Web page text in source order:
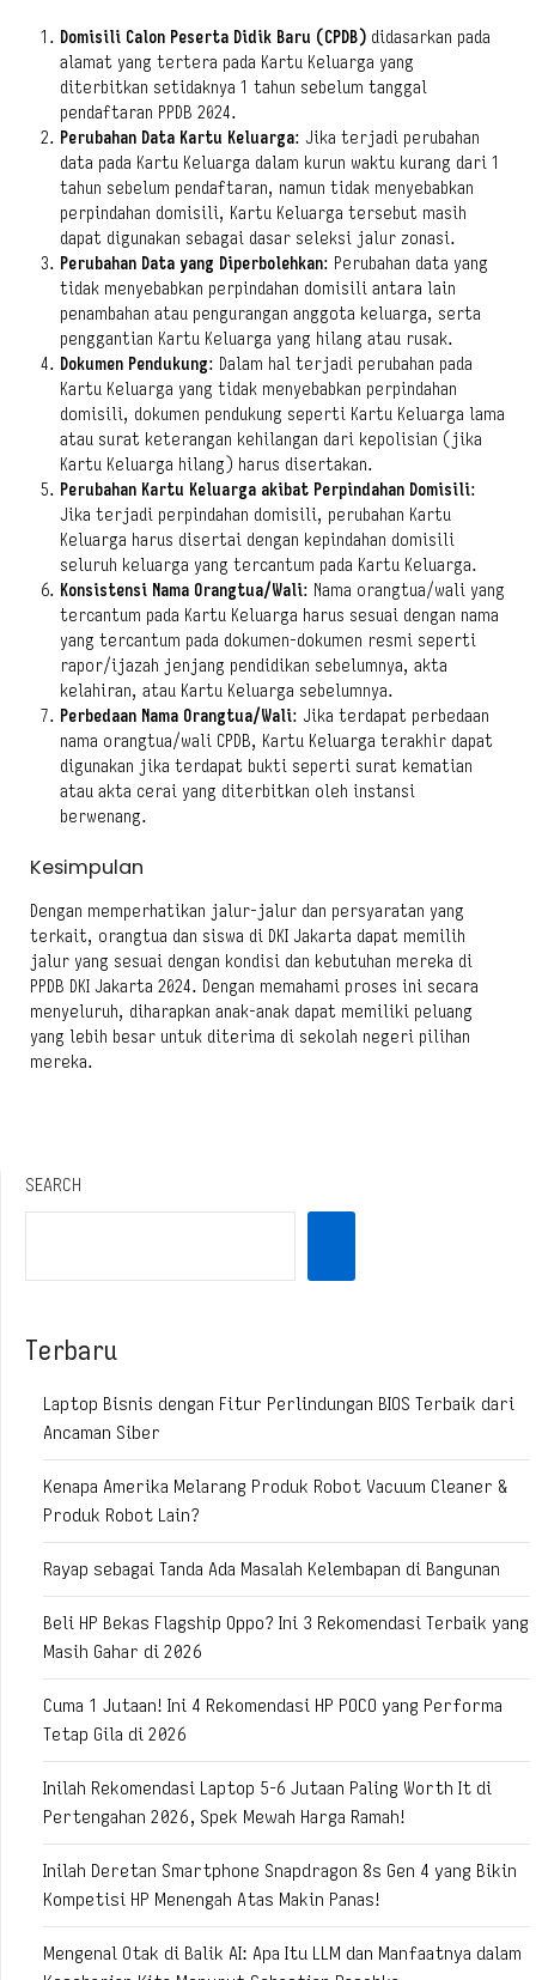
Domisili Calon Peserta Didik Baru (CPDB) didasarkan pada
alamat yang tertera pada Kartu Keluarga yang
diterbitkan setidaknya 1 tahun sebelum tanggal
pendaftaran PPDB 2024.
Perubahan Data Kartu Keluarga: Jika terjadi perubahan
data pada Kartu Keluarga dalam kurun waktu kurang dari 1
tahun sebelum pendaftaran, namun tidak menyebabkan
perpindahan domisili, Kartu Keluarga tersebut masih
dapat digunakan sebagai dasar seleksi jalur zonasi.
Perubahan Data yang Diperbolehkan: Perubahan data yang
tidak menyebabkan perpindahan domisili antara lain
penambahan atau pengurangan anggota keluarga, serta
penggantian Kartu Keluarga yang hilang atau rusak.
Dokumen Pendukung: Dalam hal terjadi perubahan pada
Kartu Keluarga yang tidak menyebabkan perpindahan
domisili, dokumen pendukung seperti Kartu Keluarga lama
atau surat keterangan kehilangan dari kepolisian (jika
Kartu Keluarga hilang) harus disertakan.
Perubahan Kartu Keluarga akibat Perpindahan Domisili:
Jika terjadi perpindahan domisili, perubahan Kartu
Keluarga harus disertai dengan kepindahan domisili
seluruh keluarga yang tercantum pada Kartu Keluarga.
Konsistensi Nama Orangtua/Wali: Nama orangtua/wali yang
tercantum pada Kartu Keluarga harus sesuai dengan nama
yang tercantum pada dokumen-dokumen resmi seperti
rapor/ijazah jenjang pendidikan sebelumnya, akta
kelahiran, atau Kartu Keluarga sebelumnya.
Perbedaan Nama Orangtua/Wali: Jika terdapat perbedaan
nama orangtua/wali CPDB, Kartu Keluarga terakhir dapat
digunakan jika terdapat bukti seperti surat kematian
atau akta cerai yang diterbitkan oleh instansi
berwenang.
Kesimpulan
Dengan memperhatikan jalur-jalur dan persyaratan yang
terkait, orangtua dan siswa di DKI Jakarta dapat memilih
jalur yang sesuai dengan kondisi dan kebutuhan mereka di
PPDB DKI Jakarta 2024. Dengan memahami proses ini secara
menyeluruh, diharapkan anak-anak dapat memiliki peluang
yang lebih besar untuk diterima di sekolah negeri pilihan
mereka.
SEARCH
Terbaru
Laptop Bisnis dengan Fitur Perlindungan BIOS Terbaik dari
Ancaman Siber
Kenapa Amerika Melarang Produk Robot Vacuum Cleaner &
Produk Robot Lain?
Rayap sebagai Tanda Ada Masalah Kelembapan di Bangunan
Beli HP Bekas Flagship Oppo? Ini 3 Rekomendasi Terbaik yang
Masih Gahar di 2026
Cuma 1 Jutaan! Ini 4 Rekomendasi HP POCO yang Performa
Tetap Gila di 2026
Inilah Rekomendasi Laptop 5-6 Jutaan Paling Worth It di
Pertengahan 2026, Spek Mewah Harga Ramah!
Inilah Deretan Smartphone Snapdragon 8s Gen 4 yang Bikin
Kompetisi HP Menengah Atas Makin Panas!
Mengenal Otak di Balik AI: Apa Itu LLM dan Manfaatnya dalam